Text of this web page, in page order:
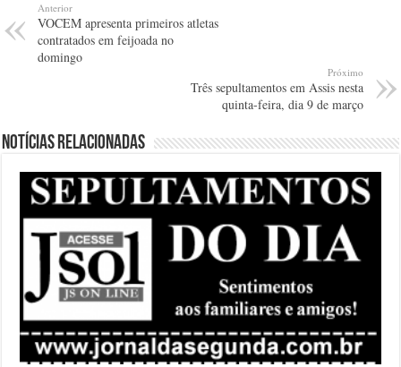
Anterior
VOCEM apresenta primeiros atletas
contratados em feijoada no
domingo
Próximo
Três sepultamentos em Assis nesta
quinta-feira, dia 9 de março
Notícias relacionadas